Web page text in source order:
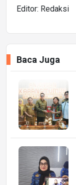
Editor: Redaksi
Baca Juga